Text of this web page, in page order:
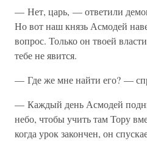
— Нет, царь, — ответили
Но вот наш князь Асмодей
вопрос. Только он твоей
тебе не явится.
— Где же мне найти его? —
— Каждый день Асмодей
небо, чтобы учить там Тору
когда урок закончен, он